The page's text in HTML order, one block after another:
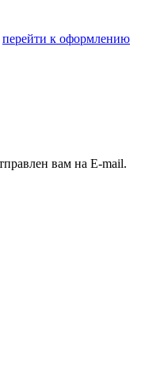
перейти к оформлению
вам на E-mail.